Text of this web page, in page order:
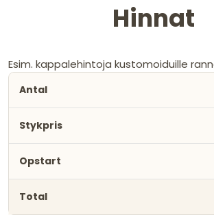
Hinnat
Esim. kappalehintoja kustomoiduille